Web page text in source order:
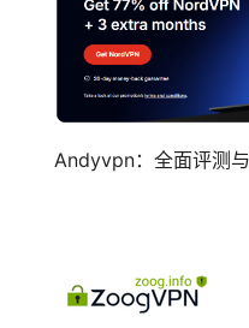
Andyvpn：全面评测